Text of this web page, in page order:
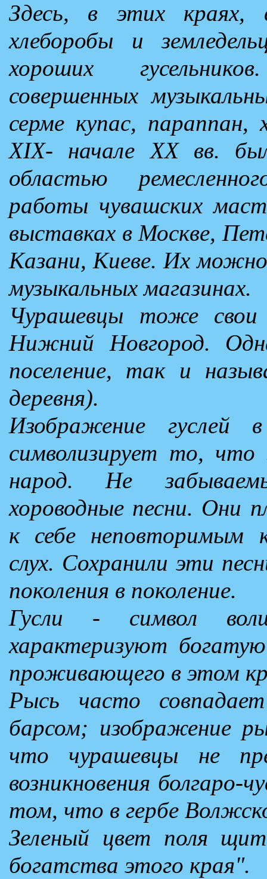
Здесь, в этих краях,
хлеборобы и
хороших
совершенных
серме купас,
XIX- начале XX вв.
областью
работы чувашских
выставках в Москве,
Казани, Киеве. Их
музыкальных магазинах.
Чурашевцы тоже свои
Нижний Новгород.
поселение, так и
деревня).
Изображение
символизирует то, что
народ. Не
хороводные песни. Они
к себе неповторимым
слух. Сохранили эти
поколения в поколение.
Гусли - символ
характеризуют
проживающего в этом
Рысь часто
барсом; изображение
что чурашевцы не
возникновения болгаро-
том, что в гербе
Зеленый цвет поля
богатства этого края".